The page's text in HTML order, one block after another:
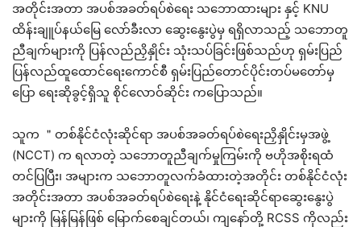
အတိုင်းအတာ အပစ်အခတ်ရပ်စဲရေး သဘောထားများ နှင့် KNU
ထိန်းချူပ်နယ်မြေ လော်ခီးလာ ဆွေးနွေးပွဲမှ ရရှိလာသည့် သဘောတူ
ညီချက်များကို ပြန်လည်ညှိနှိုင်း သုံးသပ်ခြင်းဖြစ်သည်ဟု ရှမ်းပြည်
ပြန်လည်ထူထောင်ရေးကောင်စီ ရှမ်းပြည်တောင်ပိုင်းတပ်မတော်မှ
ပြော ရေးဆိုခွင့်ရှိသူ စိုင်လောဝ်ဆိုင်း ကပြောသည်။
သူက ＂တစ်နိုင်ငံလုံးဆိုင်ရာ အပစ်အခတ်ရပ်စဲရေးညှိနှိုင်းမှအဖွဲ့
(NCCT) က ရလာတဲ့ သဘောတူညီချက်မှုကြမ်းကို ဗဟိုအစိုးရထံ
တင်ပြပြီး၊ အများက သဘောတူလက်ခံထားတဲ့အတိုင်း တစ်နိုင်ငံလုံး
အတိုင်းအတာ အပစ်အခတ်ရပ်စဲရေးနဲ့ နိုင်ငံရေးဆိုင်ရာဆွေးနွေးပွဲ
များကို မြန်မြန်ဖြစ် မြောက်စေချင်တယ်၊ ကျနော်တို့ RCSS ကိုလည်း